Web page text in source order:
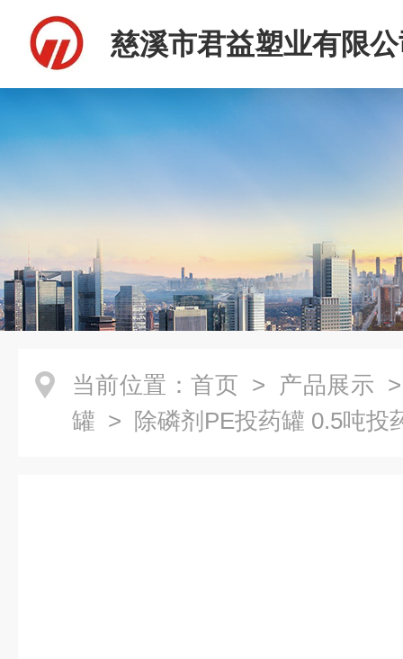
慈溪市君益塑业有限
当前位置： 首页 > 产品展示
罐 > 除磷剂PE投药罐 0.5吨投